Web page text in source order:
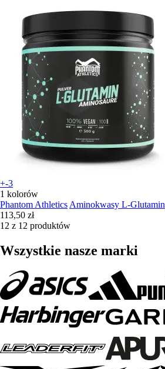
+-3
1 kolorów
Phantom Athletics Aminokwasy L-Glutamin
113,50 zł
12 z 12 produktów
Wszystkie nasze marki